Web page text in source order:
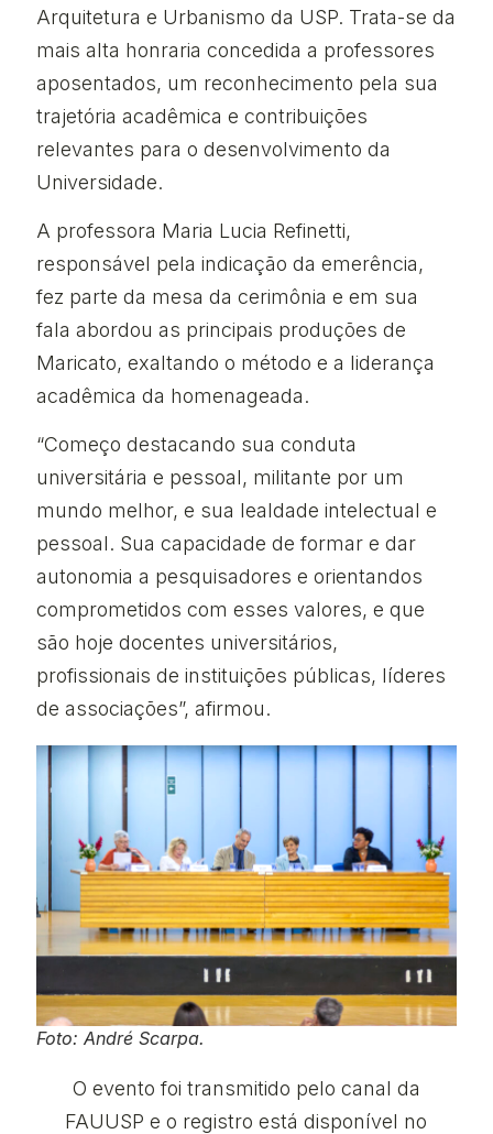
Arquitetura e Urbanismo da USP. Trata-se da
mais alta honraria concedida a professores
aposentados, um reconhecimento pela sua
trajetória acadêmica e contribuições
relevantes para o desenvolvimento da
Universidade.
A professora Maria Lucia Refinetti,
responsável pela indicação da emerência,
fez parte da mesa da cerimônia e em sua
fala abordou as principais produções de
Maricato, exaltando o método e a liderança
acadêmica da homenageada.
“Começo destacando sua conduta
universitária e pessoal, militante por um
mundo melhor, e sua lealdade intelectual e
pessoal. Sua capacidade de formar e dar
autonomia a pesquisadores e orientandos
comprometidos com esses valores, e que
são hoje docentes universitários,
profissionais de instituições públicas, líderes
de associações”, afirmou.
Foto: André Scarpa.
O evento foi transmitido pelo canal da
FAUUSP e o registro está disponível no